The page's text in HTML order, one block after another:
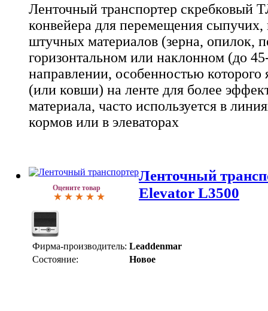
Ленточный транспортер скребковый
конвейера для перемещения
штучных материалов (зерна, опилок,
горизонтальном или наклонном (до
направлении, особенностью которого
(или ковши) на ленте для более
материала, часто используется в
кормов или в элеваторах
Оцените товар
Ленточный
Elevator L3500
Фирма-производитель: Leaddenmar
Состояние:
Новое